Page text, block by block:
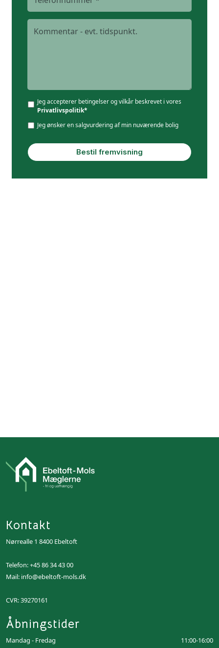
Jeg accepterer betingelser og vilkår beskrevet i vores
Privatlivspolitik*
Jeg ønsker en salgvurdering af min nuværende bolig
Kontakt
Nørrealle 1 8400 Ebeltoft
Telefon:+45 86 34 43 00
Mail: info@ebeltoft-mols.dk
CVR: 39270161
Åbningstider
Mandag - Fredag
11:00-16:00